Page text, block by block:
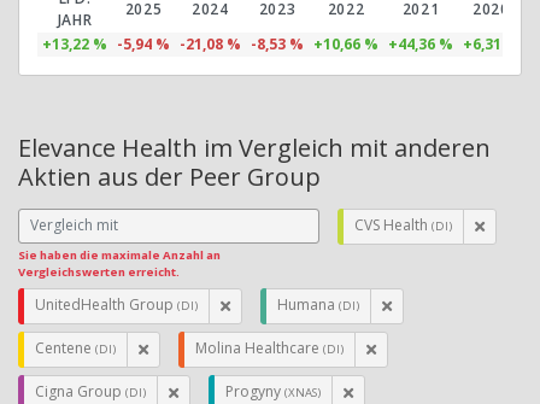
JAHR
2025 2024 2023 2022 2021
2020
+13,22 % -5,94 % -21,08 % -8,53 % +10,66 % +44,36 % +6,31 %
Elevance Health im Vergleich mit anderen
Aktien aus der Peer Group
Sie haben die maximale Anzahl an
Vergleichswerten erreicht.
CVS Health (DI)
UnitedHealth Group (DI) Humana (DI)
Centene (DI) Molina Healthcare (DI)
Cigna Group (DI) Progyny (XNAS)